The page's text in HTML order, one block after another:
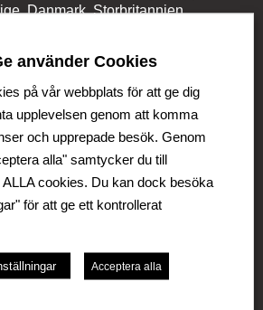
Danmark, Storbritannien,
Division och Be-Ge Vehicle
Division
AB
A/S
använder Cookies
på vår webbplats för att ge dig
upplevelsen genom att komma
och upprepade besök. Genom
alla" samtycker du till
cookies. Du kan dock besöka
för att ge ett kontrollerat
Acceptera alla